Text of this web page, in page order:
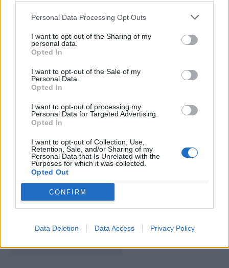
Personal Data Processing Opt Outs
I want to opt-out of the Sharing of my
personal data.
Opted In
I want to opt-out of the Sale of my
Personal Data.
Opted In
I want to opt-out of processing my
Personal Data for Targeted Advertising.
Opted In
I want to opt-out of Collection, Use,
Retention, Sale, and/or Sharing of my
Personal Data that Is Unrelated with the
Purposes for which it was collected.
Opted Out
CONFIRM
Data Deletion Data Access Privacy Policy
Sinfónica da ARMAB pelo 1º lugar no
certame internacional de Valência
Capacita Jovem de Poiares aproxima
jovens ao mundo do trabalho